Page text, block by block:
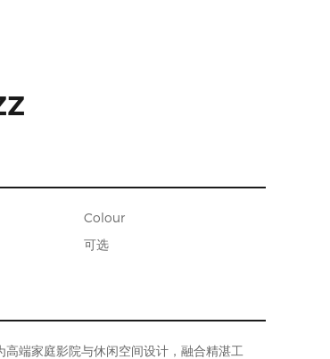
Colour
可选
端家庭影院与休闲空间设计，融合精湛工